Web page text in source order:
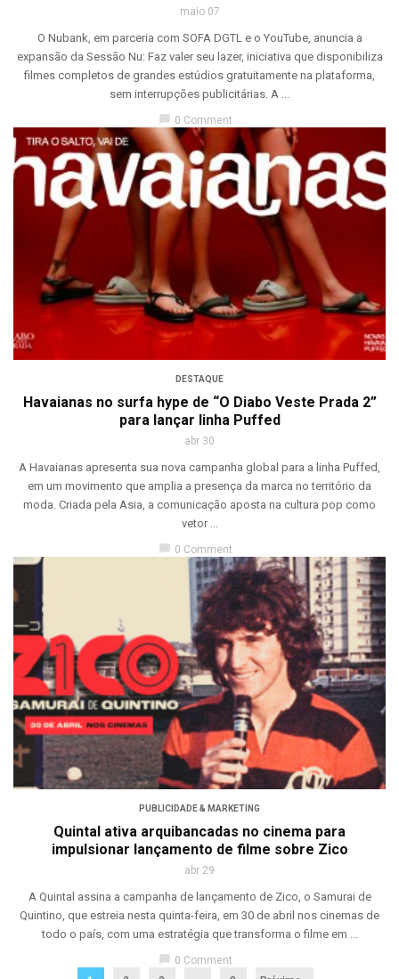
maio 07
O Nubank, em parceria com SOFA DGTL e o YouTube, anuncia a
expansão da Sessão Nu: Faz valer seu lazer, iniciativa que disponibiliza
filmes completos de grandes estúdios gratuitamente na plataforma,
sem interrupções publicitárias. A ...
0 Comment
DESTAQUE
Havaianas no surfa hype de “O Diabo Veste Prada 2”
para lançar linha Puffed
abr 30
A Havaianas apresenta sua nova campanha global para a linha Puffed,
em um movimento que amplia a presença da marca no território da
moda. Criada pela Asia, a comunicação aposta na cultura pop como
vetor ...
chat_bubble 0 Comment
PUBLICIDADE & MARKETING
Quintal ativa arquibancadas no cinema para
impulsionar lançamento de filme sobre Zico
abr 29
A Quintal assina a campanha de lançamento de Zico, o Samurai de
Quintino, que estreia nesta quinta-feira, em 30 de abril nos cinemas de
todo o país, com uma estratégia que transforma o filme em ...
chat_bubble 0 Comment